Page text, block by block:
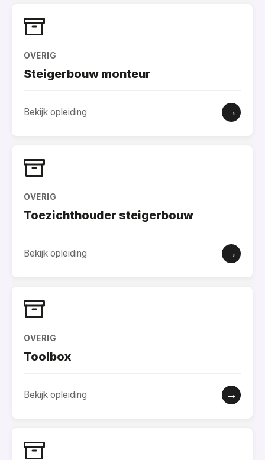
OVERIG
Steigerbouw monteur
Bekijk opleiding →
OVERIG
Toezichthouder steigerbouw
Bekijk opleiding →
OVERIG
Toolbox
Bekijk opleiding →